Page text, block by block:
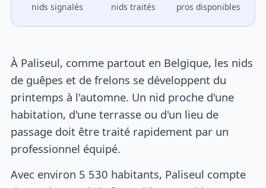
nids signalés nids traités pros disponibles
À Paliseul, comme partout en Belgique, les nids
de guêpes et de frelons se développent du
printemps à l'automne. Un nid proche d'une
habitation, d'une terrasse ou d'un lieu de
passage doit être traité rapidement par un
professionnel équipé.
Avec environ 5 530 habitants, Paliseul compte